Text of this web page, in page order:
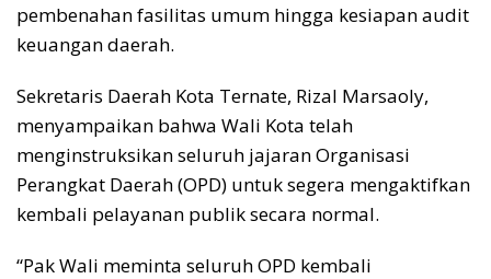
pembenahan fasilitas umum hingga kesiapan audit
keuangan daerah.
Sekretaris Daerah Kota Ternate, Rizal Marsaoly,
menyampaikan bahwa Wali Kota telah
menginstruksikan seluruh jajaran Organisasi
Perangkat Daerah (OPD) untuk segera mengaktifkan
kembali pelayanan publik secara normal.
“Pak Wali meminta seluruh OPD kembali